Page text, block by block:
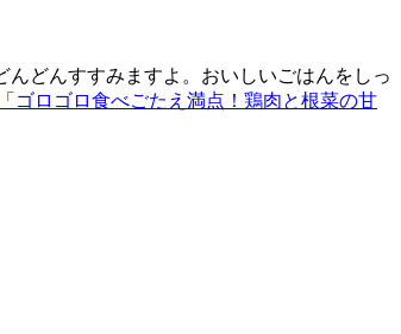
どんすすみますよ。おいしいごはんをしっ
ゴロゴロ食べごたえ満点！鶏肉と根菜の甘